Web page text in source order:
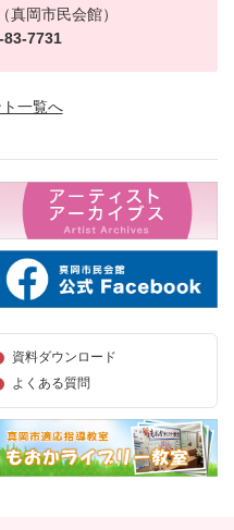
真岡市民会館）
83-7731
一覧へ
資料ダウンロード
よくある質問